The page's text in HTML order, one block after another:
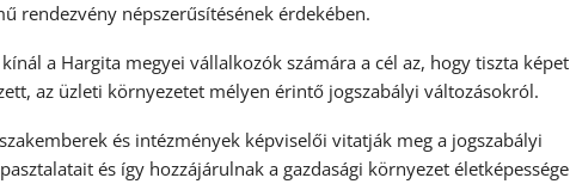
rendezvény népszerűsítésének érdekében.
a Hargita megyei vállalkozók számára a cél az, hogy tiszta képet
az üzleti környezetet mélyen érintő jogszabályi változásokról.
és intézmények képviselői vitatják meg a jogszabályi
és így hozzájárulnak a gazdasági környezet életképessége